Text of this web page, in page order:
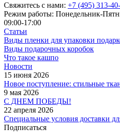
Свяжитесь с нами: +7 (495) 313-
Режим работы: Понедельник-
09:00-17:00
Статьи
Виды пленки для упаковки
Виды подарочных коробок
Что такое кашпо
Новости
15 июня 2026
Новое поступление: стильные
9 мая 2026
С ДНЕМ ПОБЕДЫ!
22 апреля 2026
Специальные условия доставки
Подписаться